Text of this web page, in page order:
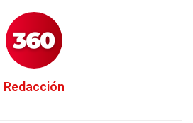
Redacción